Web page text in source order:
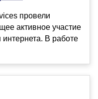
провели
активное участие
В работе